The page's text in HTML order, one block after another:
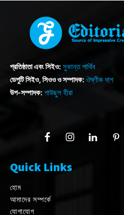
প্রতিষ্ঠাতা এবং সিইও: সুকান্ত পার্থিব
ডেপুটি সিইও, সিওও ও সম্পাদক: ঔষ্ণীক দাশ
উপ-সম্পাদক: গাউছুল হীরা
Quick Links
হোম
আমাদের সম্পর্কে
যোগাযোগ